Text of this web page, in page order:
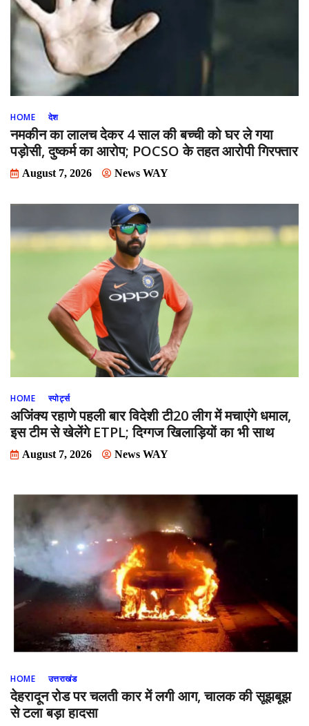
HOME देश
नमकीन का लालच देकर 4 साल की बच्ची को घर ले गया
पड़ोसी, दुष्कर्म का आरोप; POCSO के तहत आरोपी गिरफ्तार
August 7, 2026 News WAY
HOME स्पोर्ट्स
अजिंक्य रहाणे पहली बार विदेशी टी20 लीग में मचाएंगे धमाल,
इस टीम से खेलेंगे ETPL; दिग्गज खिलाड़ियों का भी साथ
August 7, 2026 News WAY
HOME उत्तराखंड
देहरादून रोड पर चलती कार में लगी आग, चालक की सूझबूझ
से टला बड़ा हादसा